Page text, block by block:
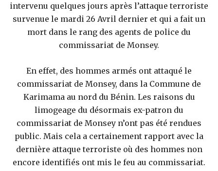
intervenu quelques jours après l’attaque terroriste
survenue le mardi 26 Avril dernier et qui a fait un
mort dans le rang des agents de police du
commissariat de Monsey.
En effet, des hommes armés ont attaqué le
commissariat de Monsey, dans la Commune de
Karimama au nord du Bénin. Les raisons du
limogeage du désormais ex-patron du
commissariat de Monsey n’ont pas été rendues
public. Mais cela a certainement rapport avec la
dernière attaque terroriste où des hommes non
encore identifiés ont mis le feu au commissariat.